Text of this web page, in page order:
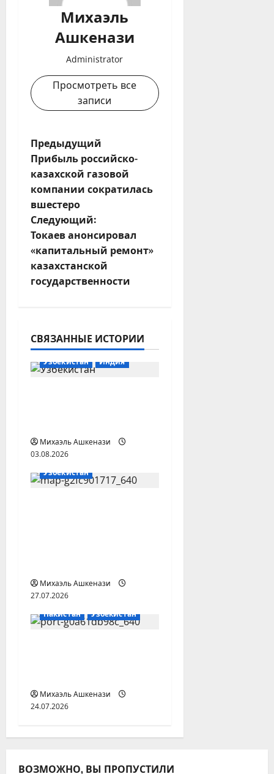
Михаэль
Ашкенази
Administrator
Просмотреть все
записи
Н
а
в
и
г
а
и
я
з
п
и
с
Предыдущий
Прибыль российско-
казахской газовой
компании сократилась
вшестеро
Следующий:
Токаев анонсировал
«капитальный ремонт»
казахстанской
государственности
СВЯЗАННЫЕ ИСТОРИИ
Узбекистан Индия
Михаэль Ашкенази
03.08.2026
Афганистан
Узбекистан
Михаэль Ашкенази
27.07.2026
Пакистан
Узбекистан
Михаэль Ашкенази
24.07.2026
ВОЗМОЖНО, ВЫ ПРОПУСТИЛИ